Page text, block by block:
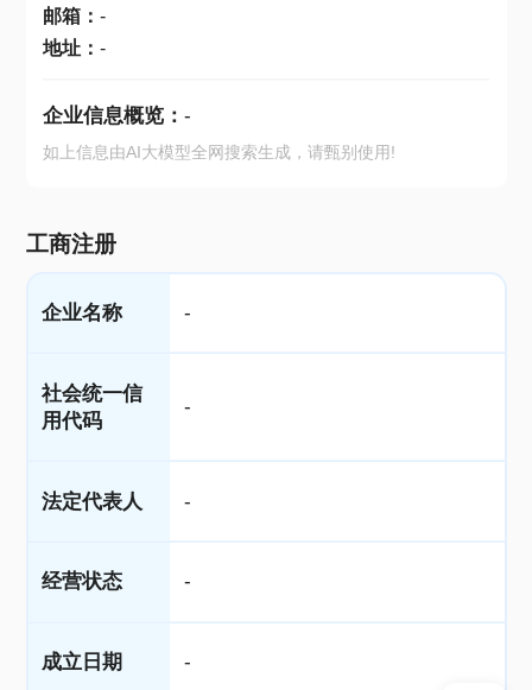
邮箱： -
地址： -
企业信息概览： -
如上信息由AI大模型全网搜索生成，请甄别使用!
工商注册
企业名称 -
社会统一信
用代码
-
法定代表人 -
经营状态 -
成立日期 -